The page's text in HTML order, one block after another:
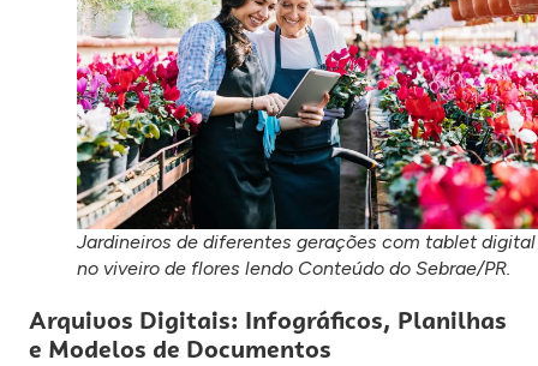
Jardineiros de diferentes gerações com tablet digital
no viveiro de flores lendo Conteúdo do Sebrae/PR.
Arquivos Digitais: Infográficos, Planilhas
e Modelos de Documentos